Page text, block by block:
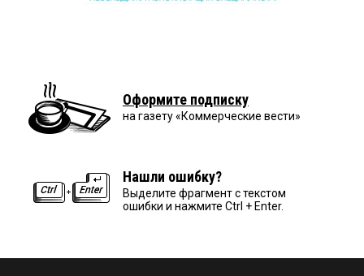
Оформите подписку
на газету «Коммерческие вести»
Нашли ошибку?
Выделите фрагмент с текстом
ошибки и нажмите Ctrl + Enter.